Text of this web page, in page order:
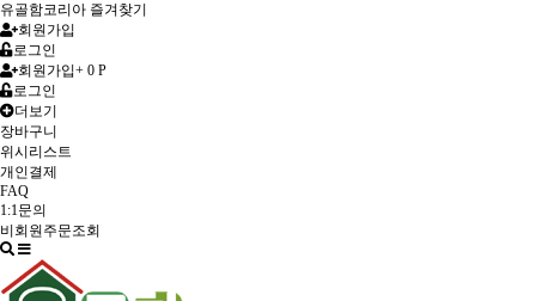
유골함코리아 즐겨찾기
회원가입
로그인
회원가입+ 0 P
로그인
더보기
장바구니
위시리스트
개인결제
FAQ
1:1문의
비회원주문조회
Toggle
navigation